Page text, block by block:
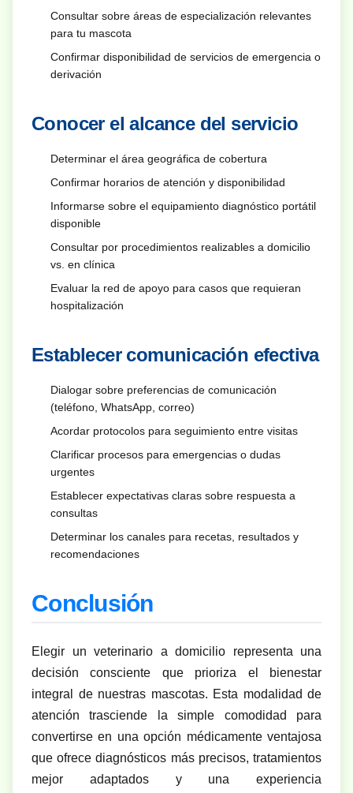
Consultar sobre áreas de especialización relevantes
para tu mascota
Confirmar disponibilidad de servicios de emergencia o
derivación
Conocer el alcance del servicio
Determinar el área geográfica de cobertura
Confirmar horarios de atención y disponibilidad
Informarse sobre el equipamiento diagnóstico portátil
disponible
Consultar por procedimientos realizables a domicilio
vs. en clínica
Evaluar la red de apoyo para casos que requieran
hospitalización
Establecer comunicación efectiva
Dialogar sobre preferencias de comunicación
(teléfono, WhatsApp, correo)
Acordar protocolos para seguimiento entre visitas
Clarificar procesos para emergencias o dudas
urgentes
Establecer expectativas claras sobre respuesta a
consultas
Determinar los canales para recetas, resultados y
recomendaciones
Conclusión
Elegir un veterinario a domicilio representa una
decisión consciente que prioriza el bienestar
integral de nuestras mascotas. Esta modalidad de
atención trasciende la simple comodidad para
convertirse en una opción médicamente ventajosa
que ofrece diagnósticos más precisos, tratamientos
mejor adaptados y una experiencia